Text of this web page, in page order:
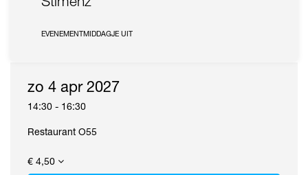
EVENEMENTMIDDAGJE UIT
zo 4 apr 2027
14:30 - 16:30
Restaurant O55
€ 4,50